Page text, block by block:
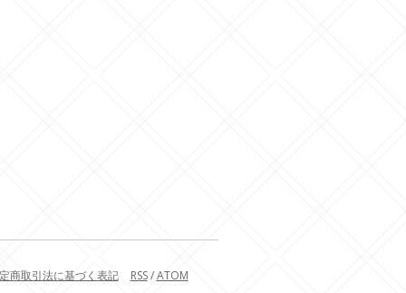
商取引法に基づく表記 RSS/ATOM